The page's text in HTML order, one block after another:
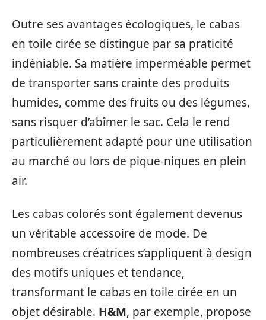
Outre ses avantages écologiques, le cabas
en toile cirée se distingue par sa praticité
indéniable. Sa matière imperméable permet
de transporter sans crainte des produits
humides, comme des fruits ou des légumes,
sans risquer d’abîmer le sac. Cela le rend
particulièrement adapté pour une utilisation
au marché ou lors de pique-niques en plein
air.
Les cabas colorés sont également devenus
un véritable accessoire de mode. De
nombreuses créatrices s’appliquent à design
des motifs uniques et tendance,
transformant le cabas en toile cirée en un
objet désirable. H&M, par exemple, propose